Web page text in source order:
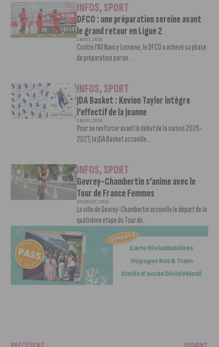
INFOS,SPORT
DFCO : une préparation sereine avant
le grand retour en Ligue 2
3 AOÛT, 2026
Contre l’AS Nancy Lorraine, le DFCO a achevé sa phase
de préparation par un...
INFOS,SPORT
JDA Basket : Kevion Taylor intègre
l’effectif de la Jeanne
3 AOÛT, 2026
Pour se renforcer avant le début de la saison 2026-
2027, la JDA Basket accueille...
INFOS,SPORT
Gevrey-Chambertin s’anime avec le
Tour de France Femmes
30 JUILLET, 2026
La ville de Gevrey-Chambertin accueille le départ de la
quatrième étape du Tour de...